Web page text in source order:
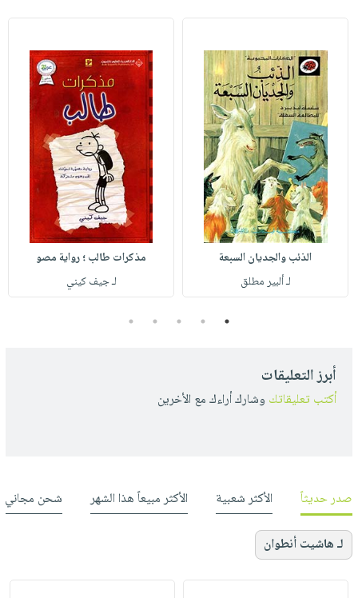
الذئب والجديان السبعة
لـ ألبير مطلق
مذكرات طالب ؛ رواية مصو
لـ جيف كيني
1
2
3
4
5
أبرز التعليقات
أكتب تعليقاتك وشارك أراءك مع الأخرين
صدر حديثاً الأكثر شعبية الأكثر مبيعاً هذا الشهر شحن مجاني
لـ هاشيت أنطوان